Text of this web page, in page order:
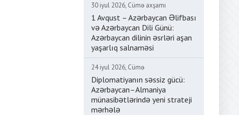
30 iyul 2026, Cümə axşamı
1 Avqust – Azərbaycan Əlifbası
və Azərbaycan Dili Günü:
Azərbaycan dilinin əsrləri aşan
yaşarlıq salnaməsi
24 iyul 2026, Cümə
Diplomatiyanın səssiz gücü:
Azərbaycan–Almaniya
münasibətlərində yeni strateji
mərhələ